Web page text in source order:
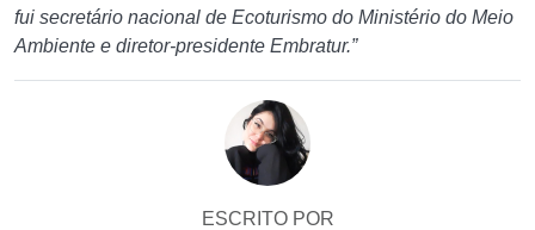
fui secretário nacional de Ecoturismo do Ministério do Meio
Ambiente e diretor-presidente Embratur.”
ESCRITO POR